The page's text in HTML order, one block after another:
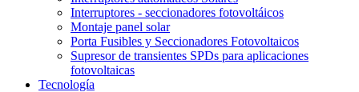
Interruptores - seccionadores fotovoltáicos
Montaje panel solar
Porta Fusibles y Seccionadores Fotovoltaicos
Supresor de transientes SPDs para aplicaciones
fotovoltaicas
Tecnología